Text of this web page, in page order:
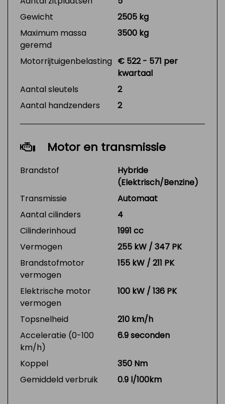
Gewicht
2505 kg
Maximum massa
geremd
3500 kg
Motorrijtuigenbelasting € 522 - 571 per
kwartaal
Aantal sleutels
2
Aantal handzenders
2
Motor en transmissie
Brandstof
Hybride
(Elektrisch/Benzine)
Transmissie
Automaat
Aantal cilinders
4
Cilinderinhoud
1991 cc
Vermogen
255 kW / 347 PK
Brandstofmotor
vermogen
155 kW / 211 PK
Elektrische motor
vermogen
100 kW / 136 PK
Topsnelheid
210 km/h
Acceleratie (0-100
km/h)
6.9 seconden
Koppel
350 Nm
Gemiddeld verbruik
0.9 l/100km